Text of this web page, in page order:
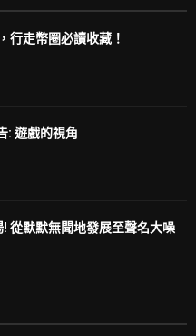
行走幣圈必讀收藏！
: 遊戲的視角
從默默無聞地發展至聲名大噪